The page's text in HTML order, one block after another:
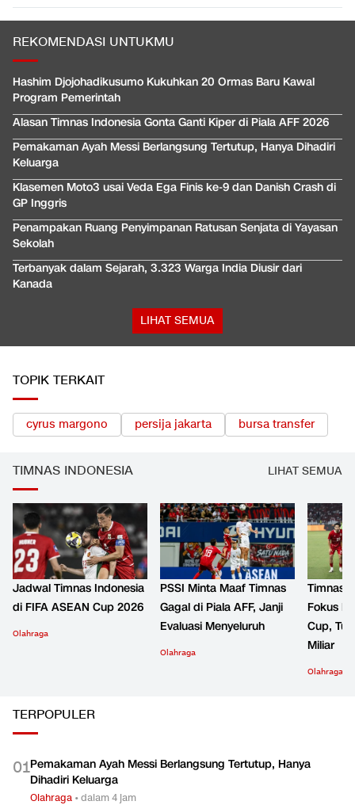
REKOMENDASI UNTUKMU
Hashim Djojohadikusumo Kukuhkan 20 Ormas Baru Kawal
Program Pemerintah
Alasan Timnas Indonesia Gonta Ganti Kiper di Piala AFF 2026
Pemakaman Ayah Messi Berlangsung Tertutup, Hanya Dihadiri
Keluarga
Klasemen Moto3 usai Veda Ega Finis ke-9 dan Danish Crash di
GP Inggris
Penampakan Ruang Penyimpanan Ratusan Senjata di Yayasan
Sekolah
Terbanyak dalam Sejarah, 3.323 Warga India Diusir dari
Kanada
LIHAT SEMUA
TOPIK TERKAIT
cyrus margono persija jakarta bursa transfer
TIMNAS INDONESIA LIHAT SEMUA
Jadwal Timnas Indonesia
di FIFA ASEAN Cup 2026
Olahraga
PSSI Minta Maaf Timnas
Gagal di Piala AFF, Janji
Evaluasi Menyeluruh
Olahraga
Timnas
Fokus
Cup,
Miliar
Olahraga
TERPOPULER
01Pemakaman Ayah Messi Berlangsung Tertutup, Hanya
Dihadiri Keluarga
Olahraga •dalam 4 jam